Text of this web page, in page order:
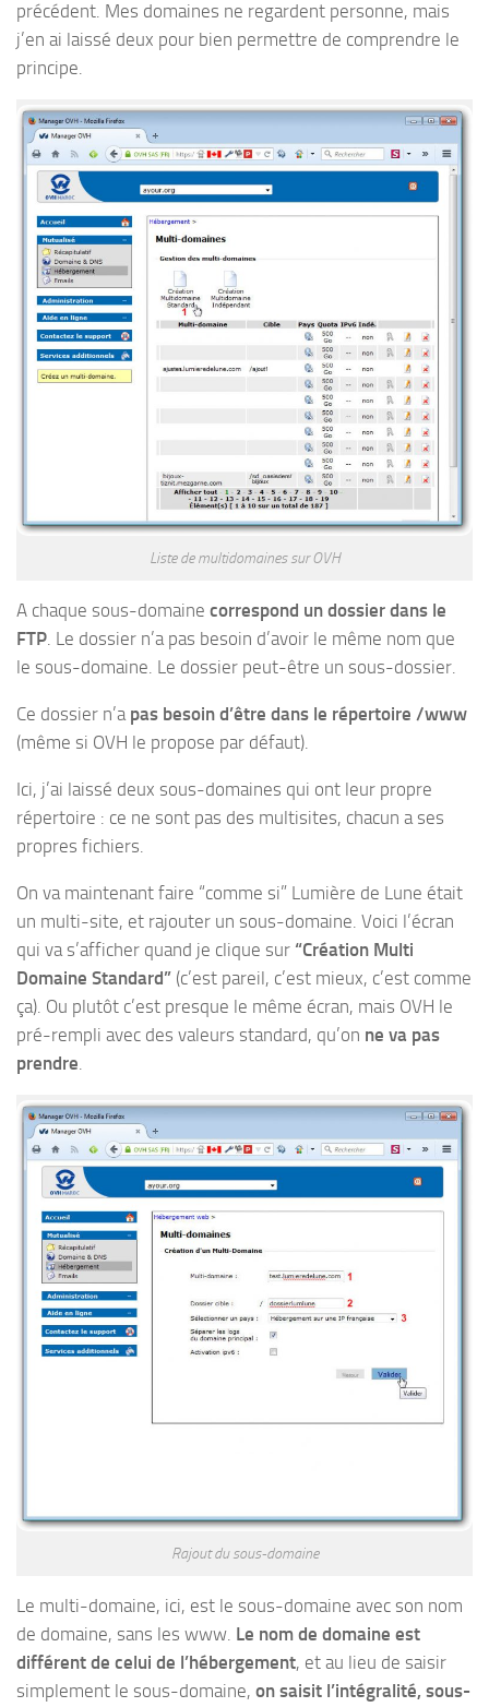
précédent. Mes domaines ne regardent personne, mais
j’en ai laissé deux pour bien permettre de comprendre le
principe.
Liste de multidomaines sur OVH
A chaque sous-domaine correspond un dossier dans le
FTP. Le dossier n’a pas besoin d’avoir le même nom que
le sous-domaine. Le dossier peut-être un sous-dossier.
Ce dossier n’a pas besoin d’être dans le répertoire /www
(même si OVH le propose par défaut).
Ici, j’ai laissé deux sous-domaines qui ont leur propre
répertoire : ce ne sont pas des multisites, chacun a ses
propres fichiers.
On va maintenant faire “comme si” Lumière de Lune était
un multi-site, et rajouter un sous-domaine. Voici l’écran
qui va s’afficher quand je clique sur “Création Multi
Domaine Standard” (c’est pareil, c’est mieux, c’est comme
ça). Ou plutôt c’est presque le même écran, mais OVH le
pré-rempli avec des valeurs standard, qu’on ne va pas
prendre
Rajout du sous-domaine
Le multi-domaine, ici, est le sous-domaine avec son nom
de domaine, sans les www. Le nom de domaine est
différent de celui de l’hébergement, et au lieu de saisir
simplement le sous-domaine, on saisit l’intégralité, sous-